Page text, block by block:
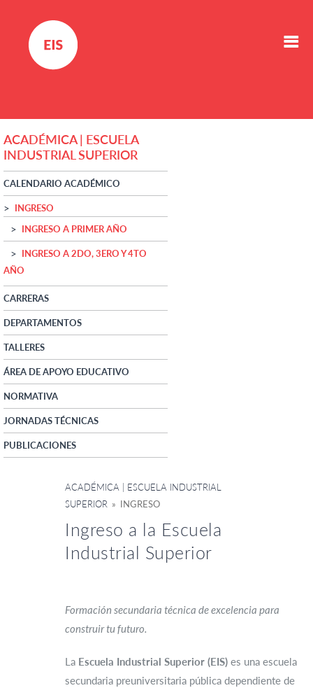
ACADÉMICA | ESCUELA
INDUSTRIAL SUPERIOR
CALENDARIO ACADÉMICO
INGRESO
INGRESO A PRIMER AÑO
INGRESO A 2DO, 3ERO Y 4TO
AÑO
CARRERAS
DEPARTAMENTOS
TALLERES
ÁREA DE APOYO EDUCATIVO
NORMATIVA
JORNADAS TÉCNICAS
PUBLICACIONES
ACADÉMICA | ESCUELA INDUSTRIAL
SUPERIOR » INGRESO
Ingreso a la Escuela
Industrial Superior
Formación secundaria técnica de excelencia para
construir tu futuro.
La Escuela Industrial Superior (EIS) es una escuela
secundaria preuniversitaria pública dependiente de